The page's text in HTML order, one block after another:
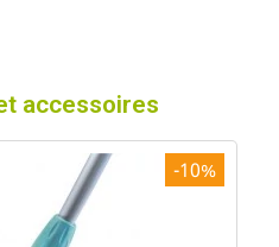
accessoires
-10%